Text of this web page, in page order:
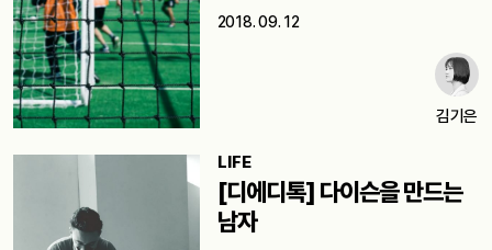
2018. 09. 12
김기은
LIFE
[디에디톡] 다이슨을 만드는
남자